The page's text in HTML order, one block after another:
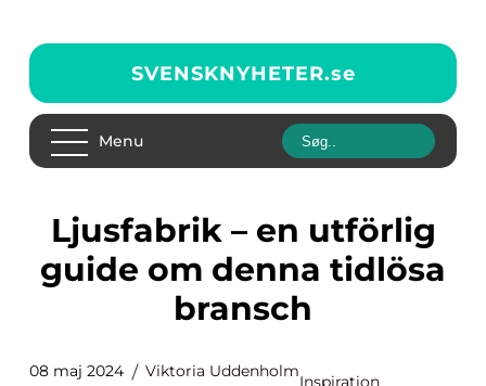
SVENSKNYHETER.se
Menu
Ljusfabrik – en utförlig
guide om denna tidlösa
bransch
08 maj 2024 Viktoria Uddenholm
Inspiration